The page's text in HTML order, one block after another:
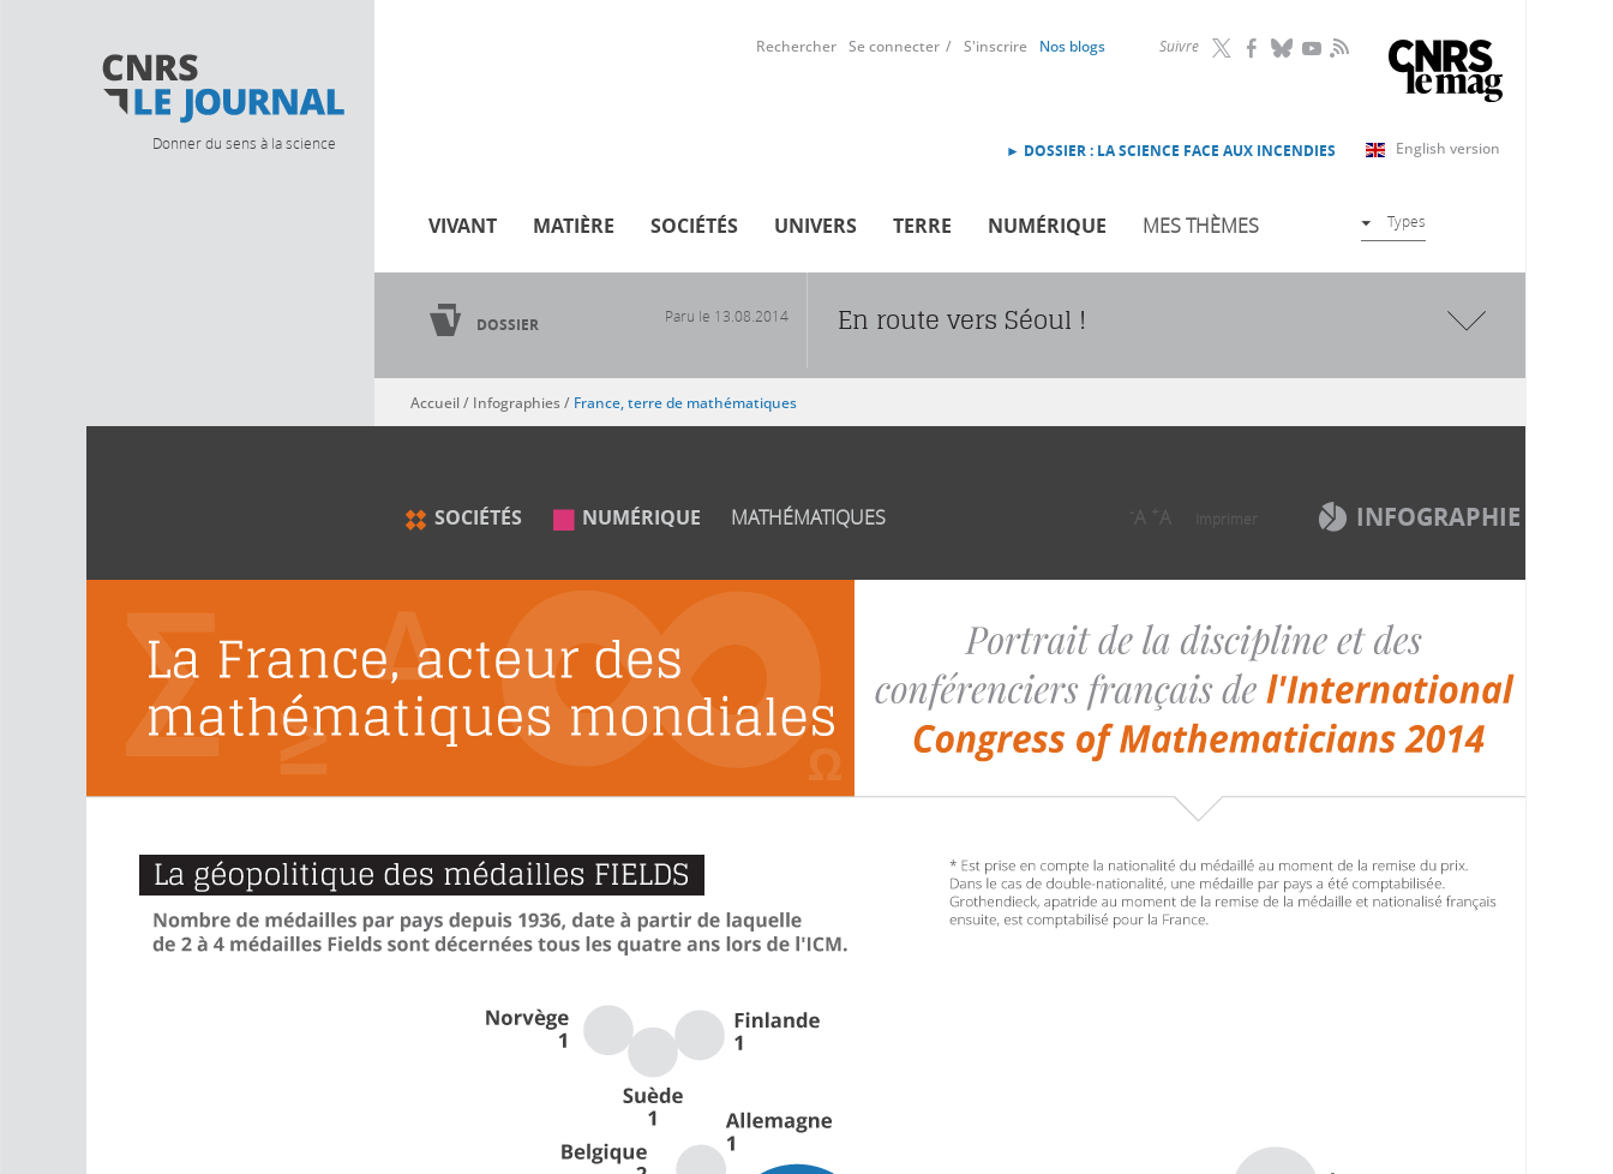
Donner du sens à la science
Suivre RSS
Rechercher Se connecter S'inscrire Nos blogs
English version
► DOSSIER : LA SCIENCE FACE AUX INCENDIES
VIVANT MATIÈRE SOCIÉTÉS UNIVERS TERRE NUMÉRIQUE MES THÈMES Types
DOSSIER Paru le 13.08.2014 En route vers Séoul !
Vous êtes ici
Accueil/ Infographies/ France, terre de mathématiques
SOCIÉTÉS NUMÉRIQUE MATHÉMATIQUES INFOGRAPHIE